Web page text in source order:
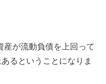
産が流動負債を上回って
るということになりま